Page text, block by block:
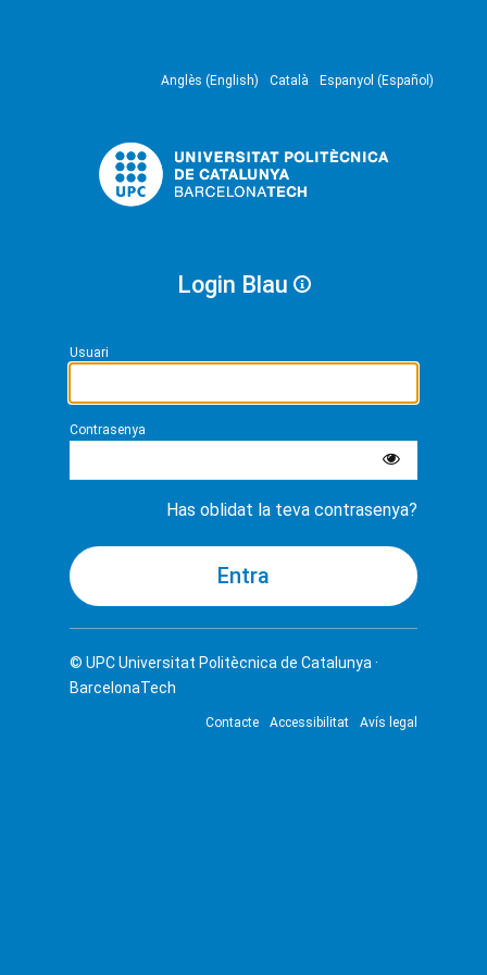
Anglès (English) Català Espanyol (Español)
Login Blau
Usuari
Contrasenya
Has oblidat la teva contrasenya?
© UPCUniversitat Politècnica de Catalunya ·
BarcelonaTech
Contacte Accessibilitat Avís legal